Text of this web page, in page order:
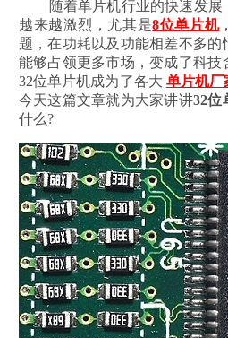
随着单片机行业的快速发展
越来越激烈，尤其是8位单片机
题，在功耗以及功能相差不多
能够占领更多市场，变成了科技
32位单片机成为了各大 单片机厂
今天这篇文章就为大家讲讲32位
什么?